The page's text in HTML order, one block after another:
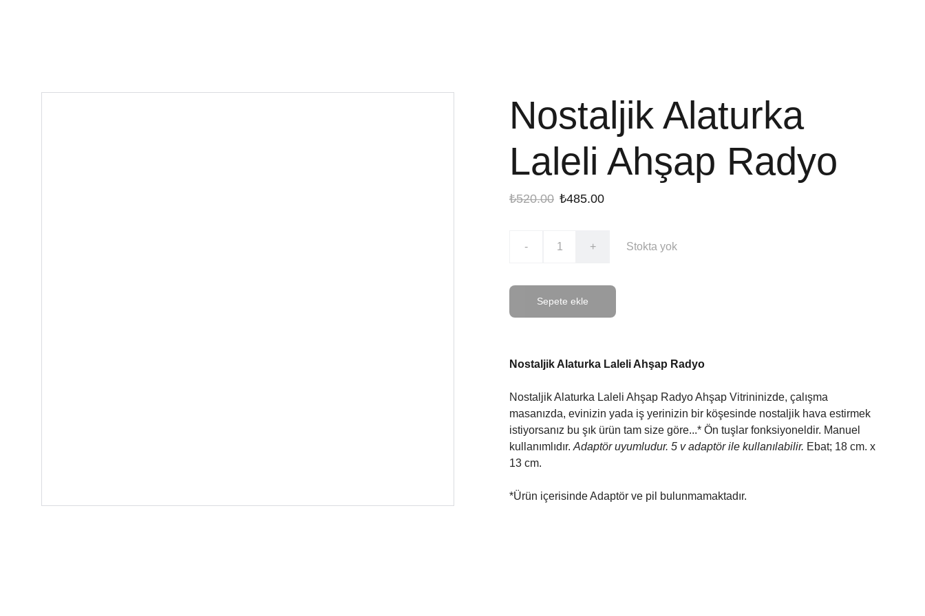
Nostaljik Alaturka
Laleli Ahşap Radyo
₺520.00 ₺485.00
- + Stokta yok
Sepete ekle
Nostaljik Alaturka Laleli Ahşap Radyo
Nostaljik Alaturka Laleli Ahşap Radyo Ahşap Vitrininizde, çalışma
masanızda, evinizin yada iş yerinizin bir köşesinde nostaljik hava estirmek
istiyorsanız bu şık ürün tam size göre...* Ön tuşlar fonksiyoneldir. Manuel
kullanımlıdır. Adaptör uyumludur. 5 v adaptör ile kullanılabilir. Ebat; 18 cm. x
13 cm.
*Ürün içerisinde Adaptör ve pil bulunmamaktadır.